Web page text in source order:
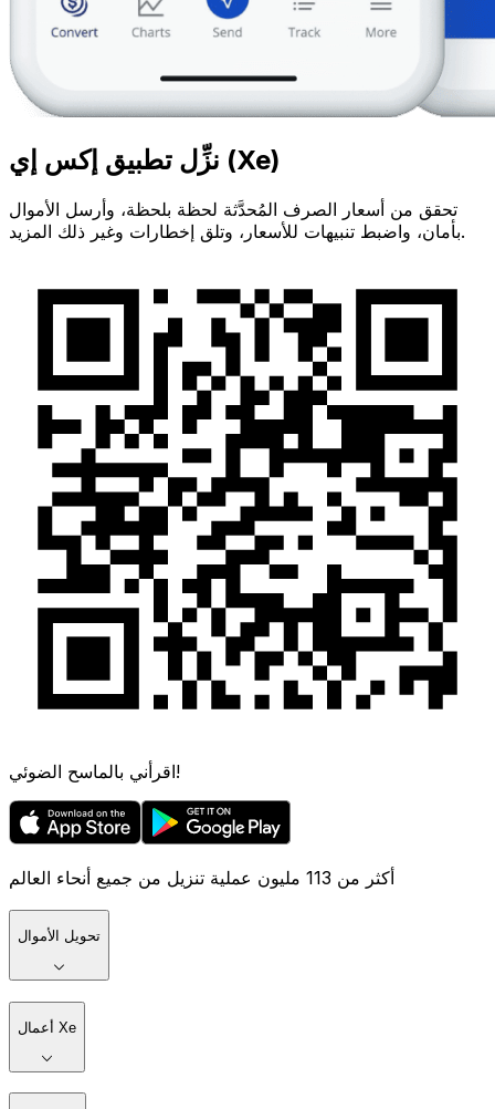
نزِّل تطبيق إكس إي (Xe)
تحقق من أسعار الصرف المُحدَّثة لحظة بلحظة، وأرسل الأموال
بأمان، واضبط تنبيهات للأسعار، وتلق إخطارات وغير ذلك المزيد.
اقرأني بالماسح الضوئي!
أكثر من 113 مليون عملية تنزيل من جميع أنحاء العالم
تحويل الأموال
أعمال Xe